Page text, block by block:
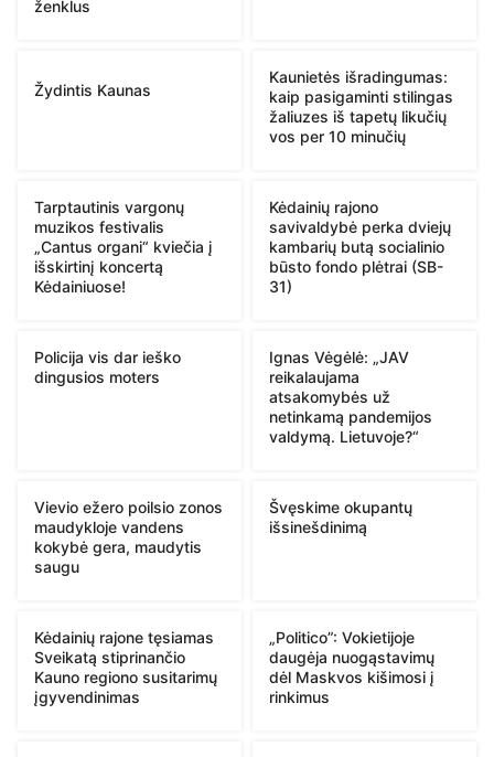
ženklus
Žydintis Kaunas
Kaunietės išradingumas:
kaip pasigaminti stilingas
žaliuzes iš tapetų likučių
vos per 10 minučių
Tarptautinis vargonų
muzikos festivalis
„Cantus organi“ kviečia į
išskirtinį koncertą
Kėdainiuose!
Kėdainių rajono
savivaldybė perka dviejų
kambarių butą socialinio
būsto fondo plėtrai (SB-
31)
Policija vis dar ieško
dingusios moters
Ignas Vėgėlė: „JAV
reikalaujama
atsakomybės už
netinkamą pandemijos
valdymą. Lietuvoje?“
Vievio ežero poilsio zonos
maudykloje vandens
kokybė gera, maudytis
saugu
Švęskime okupantų
išsinešdinimą
Kėdainių rajone tęsiamas
Sveikatą stiprinančio
Kauno regiono susitarimų
įgyvendinimas
„Politico”: Vokietijoje
daugėja nuogąstavimų
dėl Maskvos kišimosi į
rinkimus